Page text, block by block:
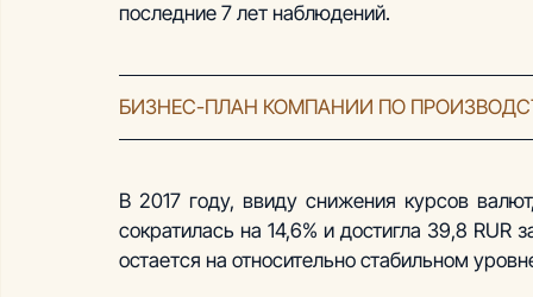
последние 7 лет наблюдений.
БИЗНЕС-ПЛАН КОМПАНИИ ПО
В 2017 году, ввиду снижения курсов
сократилась на 14,6% и достигла 39,8
остается на относительно стабильном